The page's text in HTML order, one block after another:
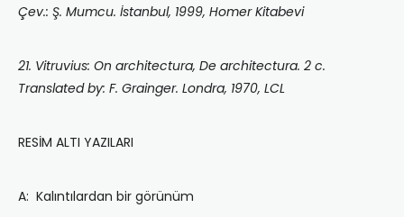
Çev.: Ş. Mumcu. İstanbul, 1999, Homer Kitabevi
21. Vitruvius: On architectura, De architectura. 2 c.
Translated by: F. Grainger. Londra, 1970, LCL
RESİM ALTI YAZILARI
A: Kalıntılardan bir görünüm